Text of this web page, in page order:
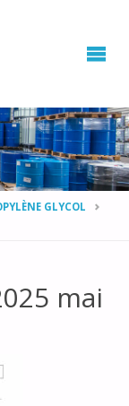
GLYCOL
mai